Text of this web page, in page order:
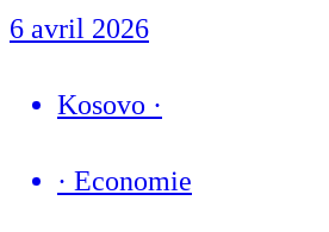
6 avril 2026
Kosovo ·
· Economie